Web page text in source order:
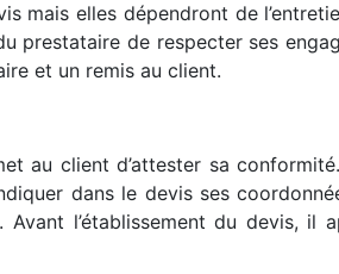
mais elles dépendront de
de respecter ses
et un remis au client.
au client d’attester sa
dans le devis ses
l’établissement du devis, il